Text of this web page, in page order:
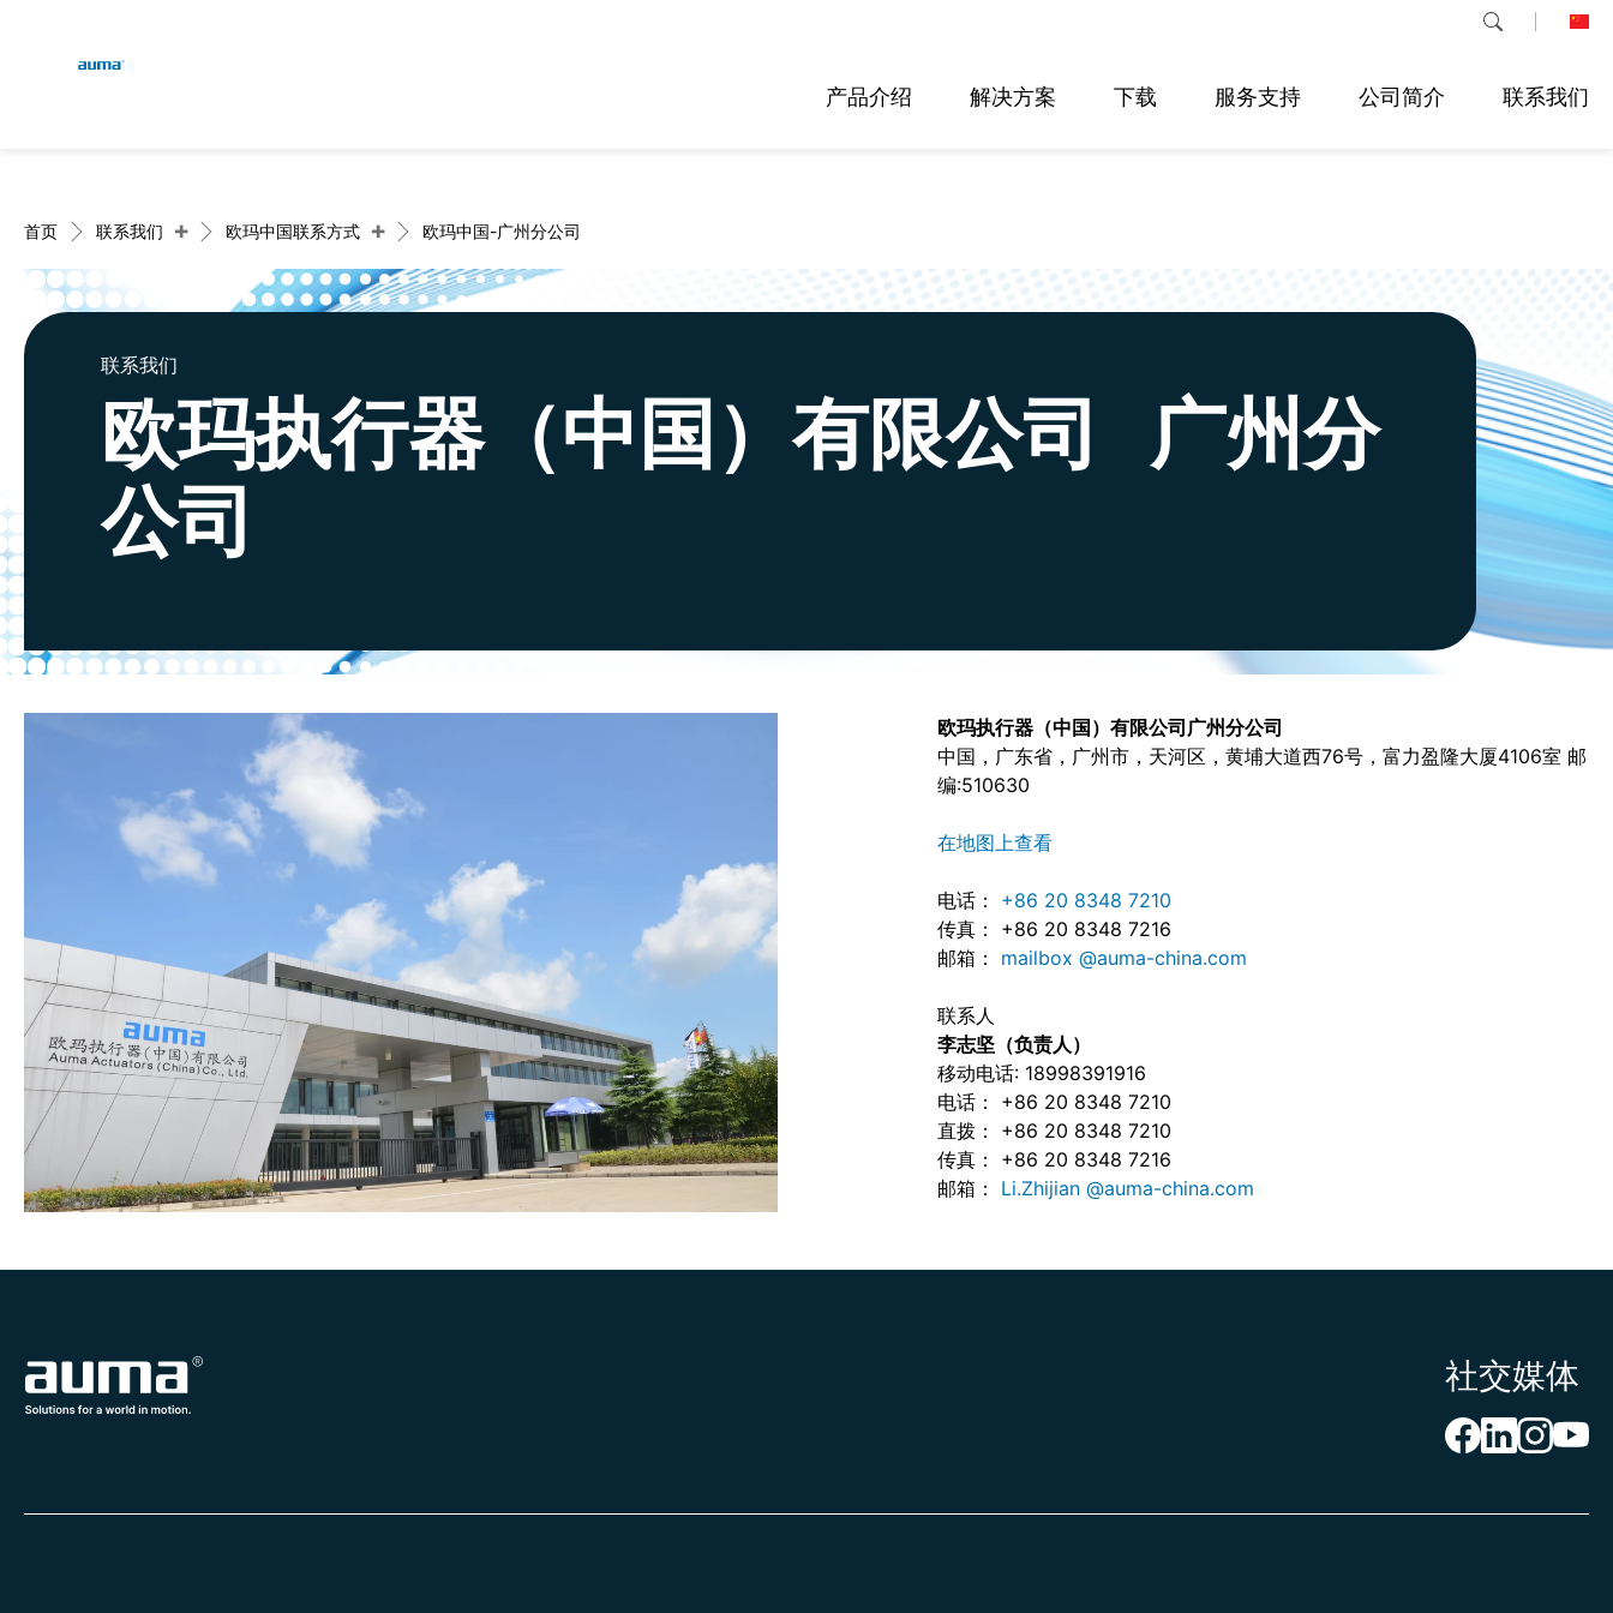
产品介绍 解决方案 下载 服务支持 公司简介 联系我们
欧洲
亚太地区
北美
首页 联系我们 + 欧玛中国联系方式 + 欧玛中国-广州分公司
联系我们
欧玛执行器（中国）有限公司 广州分
公司
欧玛执行器（中国）有限公司广州分公司
中国，广东省，广州市，天河区，黄埔大道西76号，富力盈隆大厦4106室 邮
编:510630
在地图上查看
电话：
+86 20 8348 7210
传真： +86 20 8348 7216
邮箱： mailbox @auma-china.com
联系人
李志坚（负责人）
移动电话: 18998391916
电话： +86 20 8348 7210
直拨： +86 20 8348 7210
传真： +86 20 8348 7216
邮箱： Li.Zhijian @auma-china.com
社交媒体